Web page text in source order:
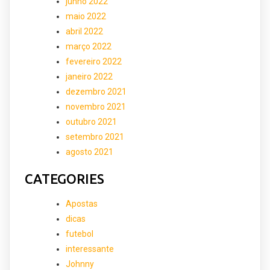
maio 2022
abril 2022
março 2022
fevereiro 2022
janeiro 2022
dezembro 2021
novembro 2021
outubro 2021
setembro 2021
agosto 2021
CATEGORIES
Apostas
dicas
futebol
interessante
Johnny